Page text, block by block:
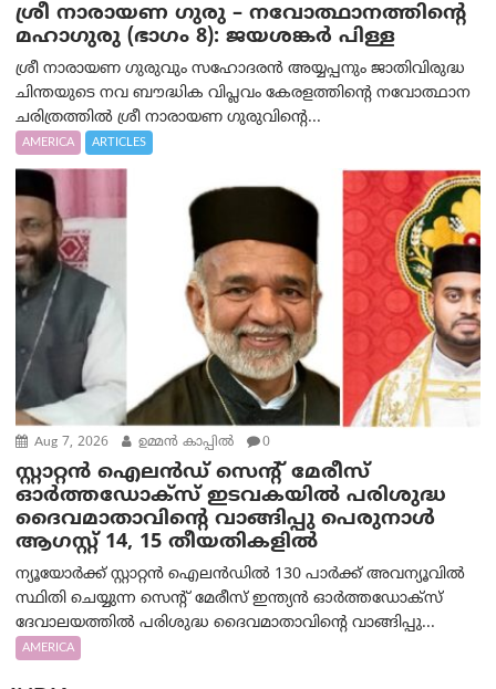
ശ്രീ നാരായണ ഗുരു – നവോത്ഥാനത്തിന്റെ
മഹാഗുരു (ഭാഗം 8): ജയശങ്കര്‍ പിള്ള
ശ്രീ നാരായണ ഗുരുവും സഹോദരൻ അയ്യപ്പനും ജാതിവിരുദ്ധ
ചിന്തയുടെ നവ ബൗദ്ധിക വിപ്ലവം കേരളത്തിന്റെ നവോത്ഥാന
ചരിത്രത്തിൽ ശ്രീ നാരായണ ഗുരുവിന്റെ...
AMERICA ARTICLES
Aug 7, 2026 ഉമ്മന്‍ കാപ്പില്‍ 0
സ്റ്റാറ്റൻ ഐലൻഡ് സെന്റ് മേരീസ്
ഓർത്തഡോക്സ് ഇടവകയിൽ പരിശുദ്ധ
ദൈവമാതാവിന്റെ വാങ്ങിപ്പു പെരുനാൾ
ആഗസ്റ്റ് 14, 15 തീയതികളിൽ
ന്യൂയോർക്ക് സ്റ്റാറ്റൻ ഐലൻഡിൽ 130 പാർക്ക് അവന്യൂവിൽ
സ്ഥിതി ചെയ്യുന്ന സെന്റ് മേരീസ് ഇന്ത്യൻ ഓർത്തഡോക്സ്
ദേവാലയത്തിൽ പരിശുദ്ധ ദൈവമാതാവിന്റെ വാങ്ങിപ്പു...
AMERICA